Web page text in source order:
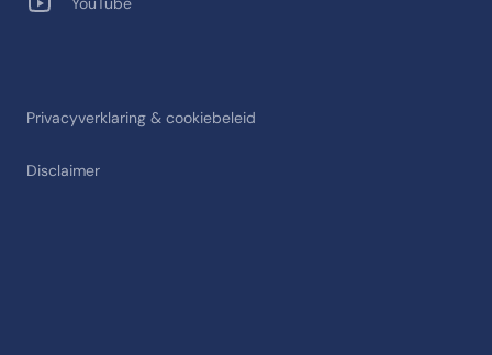
Privacyverklaring & cookiebeleid
Disclaimer